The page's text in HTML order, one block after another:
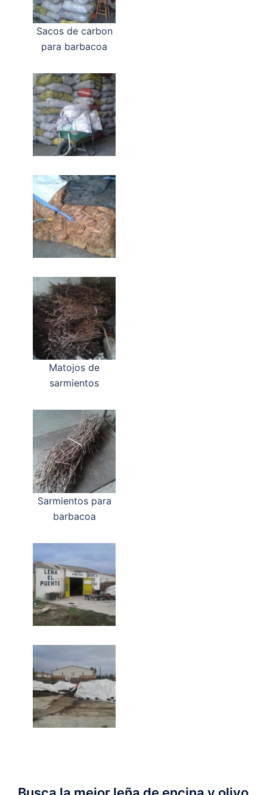
Sacos de carbon
para barbacoa
Matojos de
sarmientos
Sarmientos para
barbacoa